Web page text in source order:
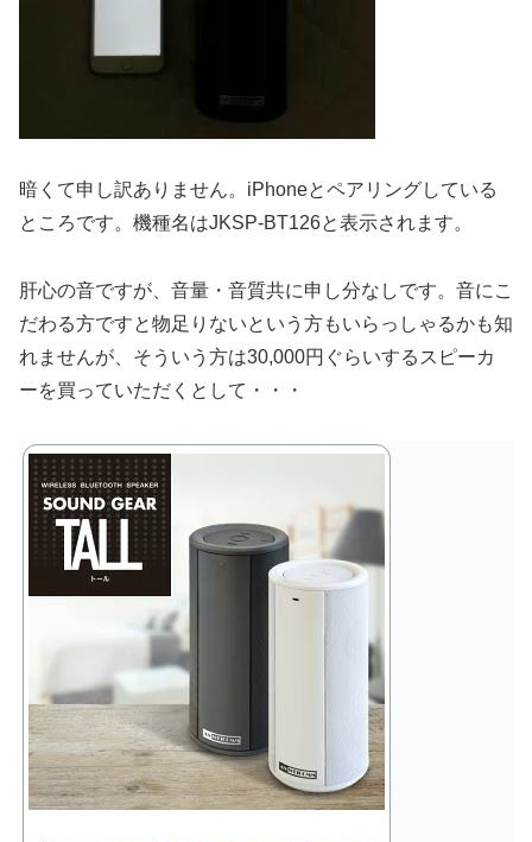
暗くて申し訳ありません。iPhoneとペアリングしている
ところです。機種名はJKSP-BT126と表示されます。
肝心の音ですが、音量・音質共に申し分なしです。音にこ
だわる方ですと物足りないという方もいらっしゃるかも知
れませんが、そういう方は30,000円ぐらいするスピーカ
ーを買っていただくとして・・・